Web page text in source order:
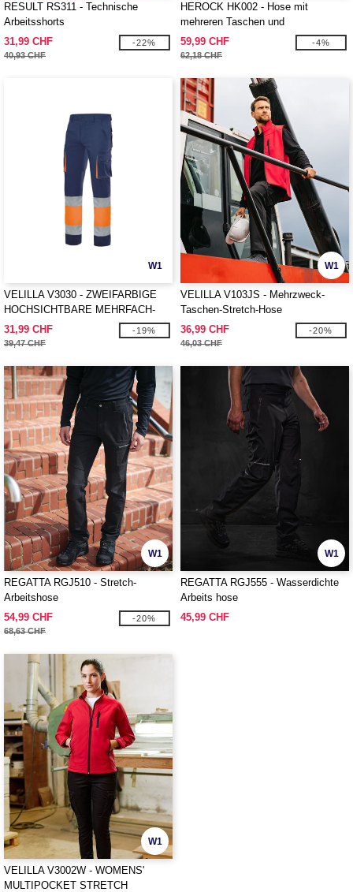
RESULT RS311 - Technische
Arbeitsshorts
31,99 CHF
40,93 CHF
-22%
HEROCK HK002 - Hose mit
mehreren Taschen und
Verstärkungen
59,99 CHF
62,18 CHF
-4%
W1
VELILLA V3030 - ZWEIFARBIGE
HOCHSICHTBARE MEHRFACH-
TASCHENHOSE
31,99 CHF
39,47 CHF
-19%
W1
VELILLA V103JS - Mehrzweck-
Taschen-Stretch-Hose
36,99 CHF
46,03 CHF
-20%
W1
REGATTA RGJ510 - Stretch-
Arbeitshose
54,99 CHF
68,63 CHF
-20%
W1
REGATTA RGJ555 - Wasserdichte
Arbeits hose
45,99 CHF
W1
VELILLA V3002W - WOMENS'
MULTIPOCKET STRETCH